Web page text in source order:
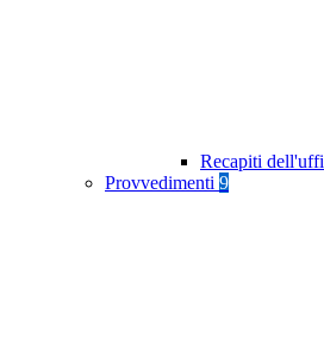
Recapiti
Provvedimenti 9